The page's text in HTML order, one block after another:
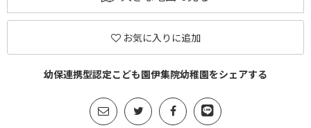
お気に入りに追加
幼保連携型認定こども園伊集院幼稚園をシェアする